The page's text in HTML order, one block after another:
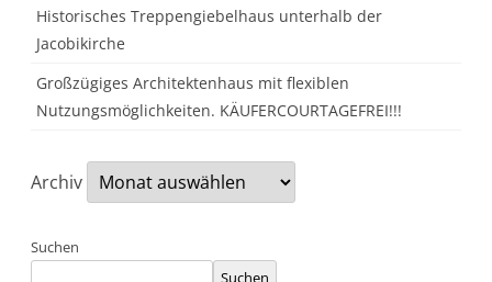
m
o
b
i
n
k
.
Historisches Treppengiebelhaus unterhalb der
Jacobikirche
Großzügiges Architektenhaus mit flexiblen
Nutzungsmöglichkeiten. KÄUFERCOURTAGEFREI!!!
Archiv
Suchen
Suchen